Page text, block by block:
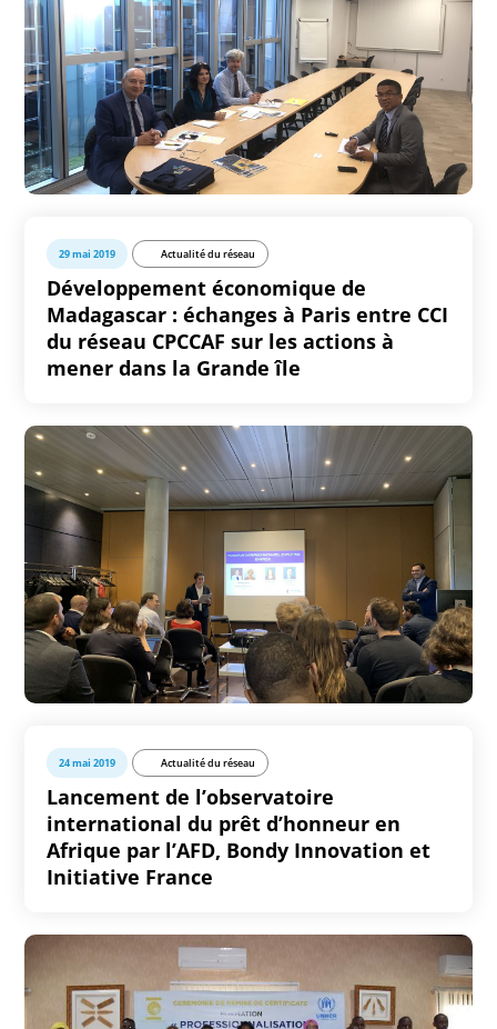
29 mai 2019 Actualité du réseau
Développement économique de
Madagascar : échanges à Paris entre CCI
du réseau CPCCAF sur les actions à
mener dans la Grande île
24 mai 2019 Actualité du réseau
Lancement de l’observatoire
international du prêt d’honneur en
Afrique par l’AFD, Bondy Innovation et
Initiative France